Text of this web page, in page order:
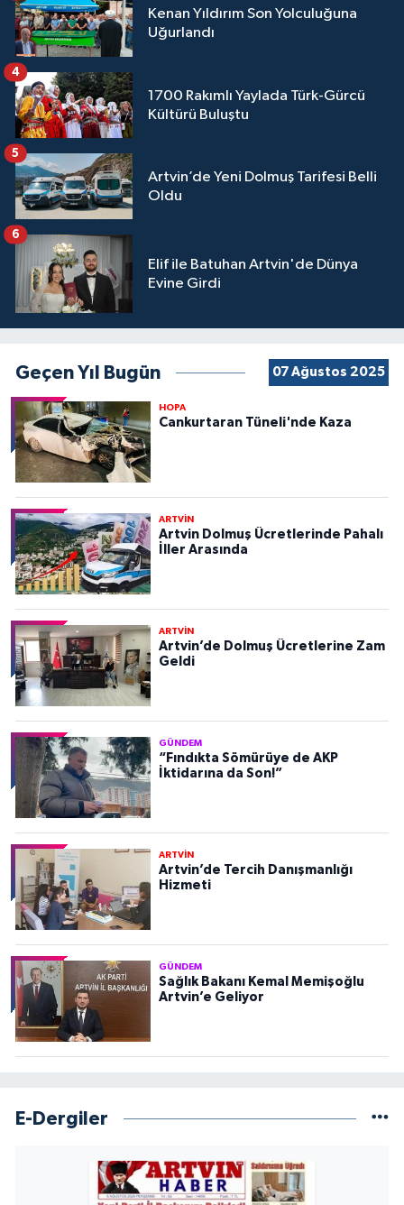
Kenan Yıldırım Son Yolculuğuna
Uğurlandı
1700 Rakımlı Yaylada Türk-Gürcü
Kültürü Buluştu
4
Artvin’de Yeni Dolmuş Tarifesi Belli
Oldu
5
Elif ile Batuhan Artvin'de Dünya
Evine Girdi
6
Geçen Yıl Bugün 07 Ağustos 2025
HOPA
Cankurtaran Tüneli'nde Kaza
ARTVİN
Artvin Dolmuş Ücretlerinde Pahalı
İller Arasında
ARTVİN
Artvin’de Dolmuş Ücretlerine Zam
Geldi
GÜNDEM
“Fındıkta Sömürüye de AKP
İktidarına da Son!”
ARTVİN
Artvin’de Tercih Danışmanlığı
Hizmeti
GÜNDEM
Sağlık Bakanı Kemal Memişoğlu
Artvin’e Geliyor
E-Dergiler